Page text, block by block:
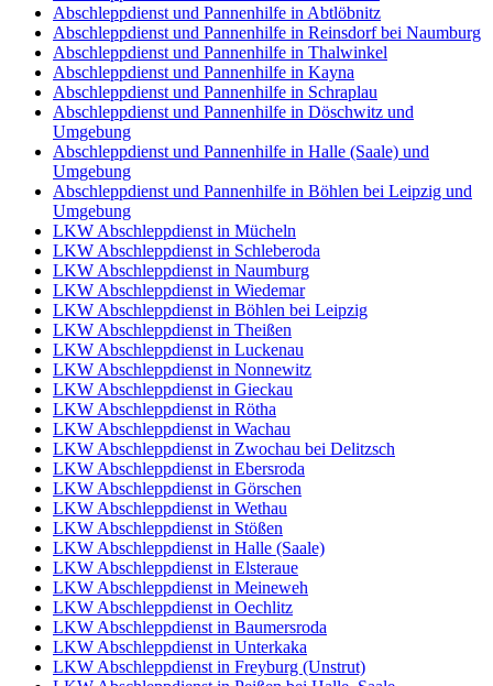
Abschleppdienst und Pannenhilfe in Abtlöbnitz
Abschleppdienst und Pannenhilfe in Reinsdorf bei Naumburg
Abschleppdienst und Pannenhilfe in Thalwinkel
Abschleppdienst und Pannenhilfe in Kayna
Abschleppdienst und Pannenhilfe in Schraplau
Abschleppdienst und Pannenhilfe in Döschwitz und
Umgebung
Abschleppdienst und Pannenhilfe in Halle (Saale) und
Umgebung
Abschleppdienst und Pannenhilfe in Böhlen bei Leipzig und
Umgebung
LKW Abschleppdienst in Mücheln
LKW Abschleppdienst in Schleberoda
LKW Abschleppdienst in Naumburg
LKW Abschleppdienst in Wiedemar
LKW Abschleppdienst in Böhlen bei Leipzig
LKW Abschleppdienst in Theißen
LKW Abschleppdienst in Luckenau
LKW Abschleppdienst in Nonnewitz
LKW Abschleppdienst in Gieckau
LKW Abschleppdienst in Rötha
LKW Abschleppdienst in Wachau
LKW Abschleppdienst in Zwochau bei Delitzsch
LKW Abschleppdienst in Ebersroda
LKW Abschleppdienst in Görschen
LKW Abschleppdienst in Wethau
LKW Abschleppdienst in Stößen
LKW Abschleppdienst in Halle (Saale)
LKW Abschleppdienst in Elsteraue
LKW Abschleppdienst in Meineweh
LKW Abschleppdienst in Oechlitz
LKW Abschleppdienst in Baumersroda
LKW Abschleppdienst in Unterkaka
LKW Abschleppdienst in Freyburg (Unstrut)